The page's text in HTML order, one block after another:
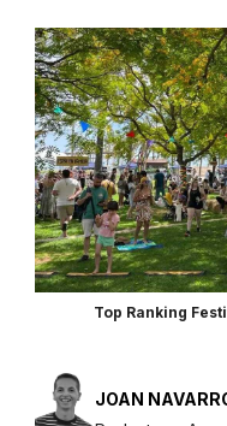
Top Ranking
JOAN